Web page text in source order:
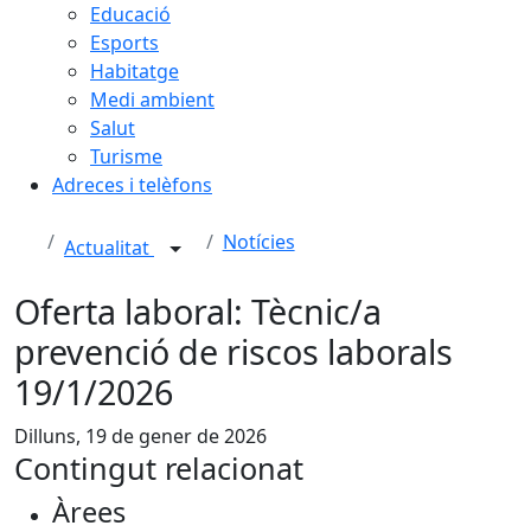
Educació
Esports
Habitatge
Medi ambient
Salut
Turisme
Adreces i telèfons
Actualitat Notícies
Oferta laboral: Tècnic/a
prevenció de riscos laborals
19/1/2026
Dilluns, 19 de gener de 2026
Contingut relacionat
Àrees